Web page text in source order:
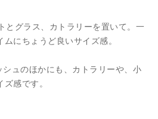
とグラス、カトラリーを置いて。一
にちょうど良いサイズ感。
シュのほかにも、カトラリーや、小
感です。